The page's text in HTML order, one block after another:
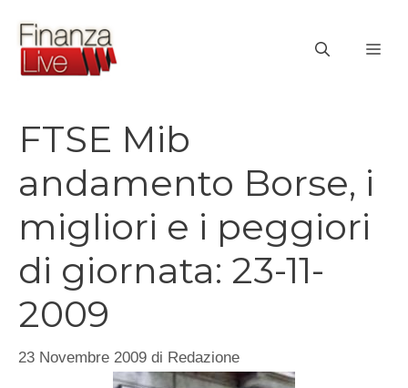
contenuto
FTSE Mib
andamento Borse, i
migliori e i peggiori
di giornata: 23-11-
2009
23 Novembre 2009 di Redazione